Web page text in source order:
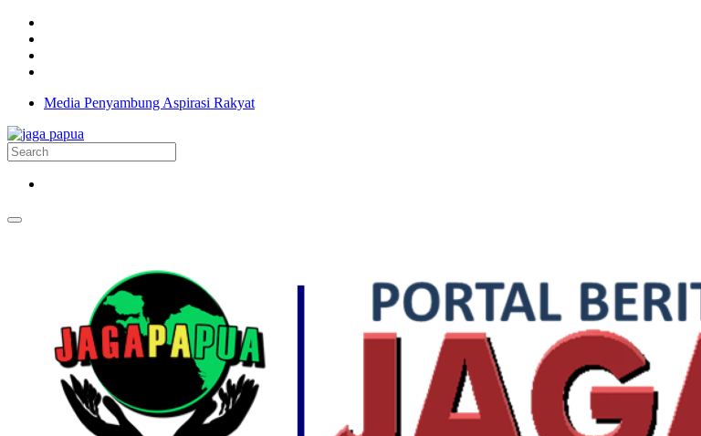
Media Penyambung Aspirasi Rakyat